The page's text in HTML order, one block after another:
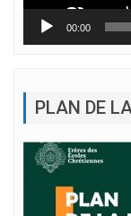
00:00
PLAN DE